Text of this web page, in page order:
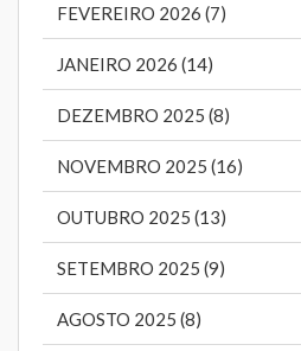
FEVEREIRO 2026 (7)
JANEIRO 2026 (14)
DEZEMBRO 2025 (8)
NOVEMBRO 2025 (16)
OUTUBRO 2025 (13)
SETEMBRO 2025 (9)
AGOSTO 2025 (8)